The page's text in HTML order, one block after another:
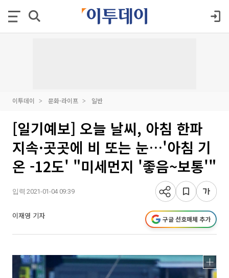
이투데이 문화·라이프 일반
[일기예보] 오늘 날씨, 아침 한파
지속·곳곳에 비 또는 눈…'아침 기
온 -12도' "미세먼지 '좋음~보통'"
입력 2021-01-04 09:39
이재영 기자 구글 선호매체 추가